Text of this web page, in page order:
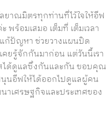
าณมิตรทุกท่านที่ไว้ใจให้อีฟ
ร้อมเสมอ เต็มที่ เต็มเวลา
ก้ปัญหา ช่วยวางแผนปิด
คยรู้จักกันมาก่อน แต่วันนี้เรา
ได้ดูแลซึ่งกันและกัน ขอบคุณ
นอีฟให้ได้ออกไปดูแลผู้คน
เศรษฐกิจและประเทศของ